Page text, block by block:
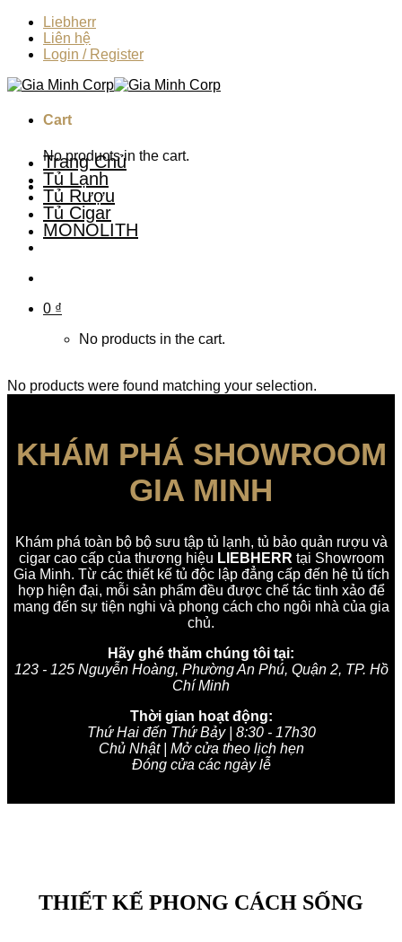
Skip
content
Liebherr
Liên hệ
Login / Register
Cart
No products in the cart.
Trang Chủ
Tủ Lạnh
Tủ Rượu
Tủ Cigar
MONOLITH
0 ₫
No products in the cart.
No products were found matching your selection.
KHÁM PHÁ SHOWROOM
GIA MINH
Khám phá toàn bộ bộ sưu tập tủ lạnh, tủ bảo quản rượu và
cigar cao cấp của thương hiệu LIEBHERR tại Showroom
Gia Minh. Từ các thiết kế tủ độc lập đẳng cấp đến hệ tủ tích
hợp hiện đại, mỗi sản phẩm đều được chế tác tinh xảo để
mang đến sự tiện nghi và phong cách cho ngôi nhà của gia
chủ.
Hãy ghé thăm chúng tôi tại:
123 - 125 Nguyễn Hoàng, Phường An Phú, Quận 2, TP. Hồ
Chí Minh
Thời gian hoạt động:
Thứ Hai đến Thứ Bảy | 8:30 - 17h30
Chủ Nhật | Mở cửa theo lịch hẹn
Đóng cửa các ngày lễ
THIẾT KẾ PHONG CÁCH SỐNG